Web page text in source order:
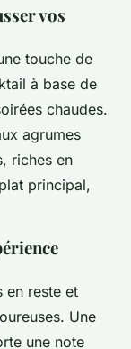
vos
touche de
à base de
chaudes.
agrumes
riches en
principal,
en reste et
Une
une note